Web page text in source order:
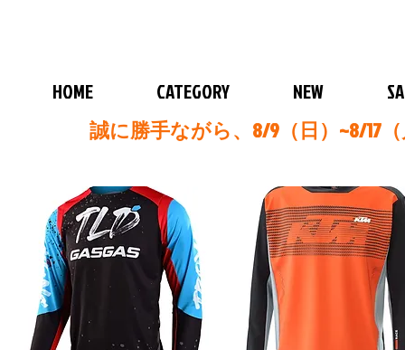
HOME CATEGORY NEW
誠に勝手ながら、8/9（日）~8/17